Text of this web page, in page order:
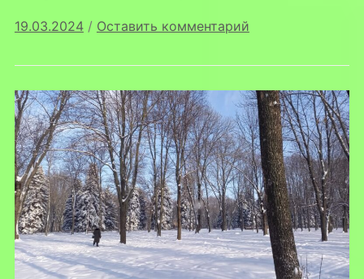
19.03.2024 / Оставить комментарий